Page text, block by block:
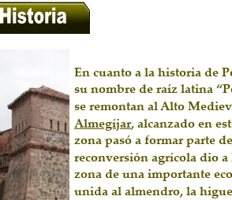
En cuanto a la historia de
su nombre de raíz latina
se remontan al Alto
Almegíjar, alcanzado en
zona pasó a formar parte
reconversión agrícola dio
zona de una importante
unida al almendro, la